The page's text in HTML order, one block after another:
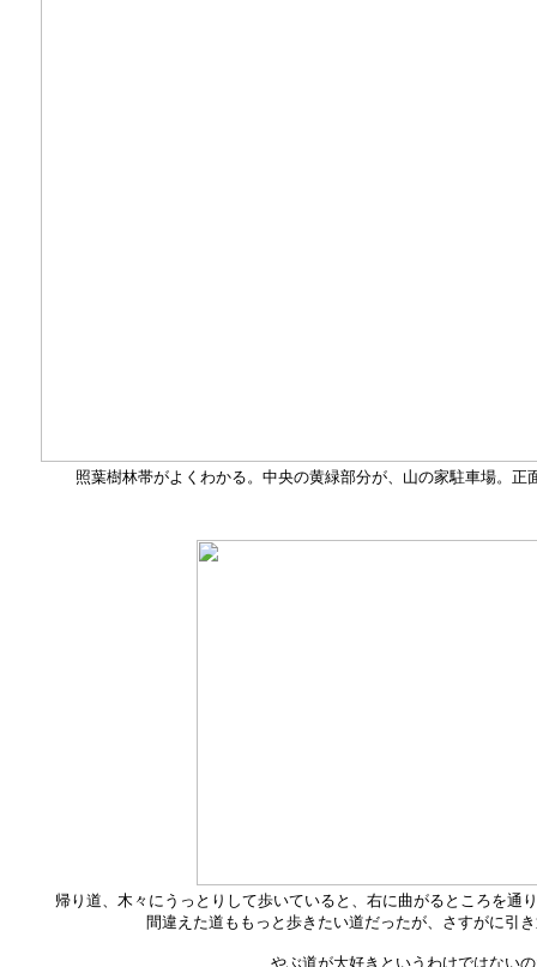
照葉樹林帯がよくわかる。中央の黄緑部分が、山の家駐車場。正
帰り道、木々にうっとりして歩いていると、右に曲がるところを通
間違えた道ももっと歩きたい道だったが、さすがに引
やぶ道が大好きというわけではない